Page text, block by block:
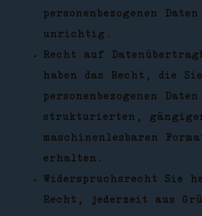
personenbezogenen
unrichtig.
Recht auf
haben das Recht, die
personenbezogenen
strukturierten,
maschinenlesbaren
erhalten.
Widerspruchsrecht Sie
Recht, jederzeit aus